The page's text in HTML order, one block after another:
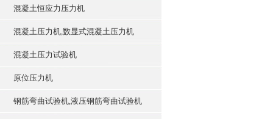
混凝土恒应力压力机
混凝土压力机,数显式混凝土压力机
混凝土压力试验机
原位压力机
钢筋弯曲试验机,液压钢筋弯曲试验机